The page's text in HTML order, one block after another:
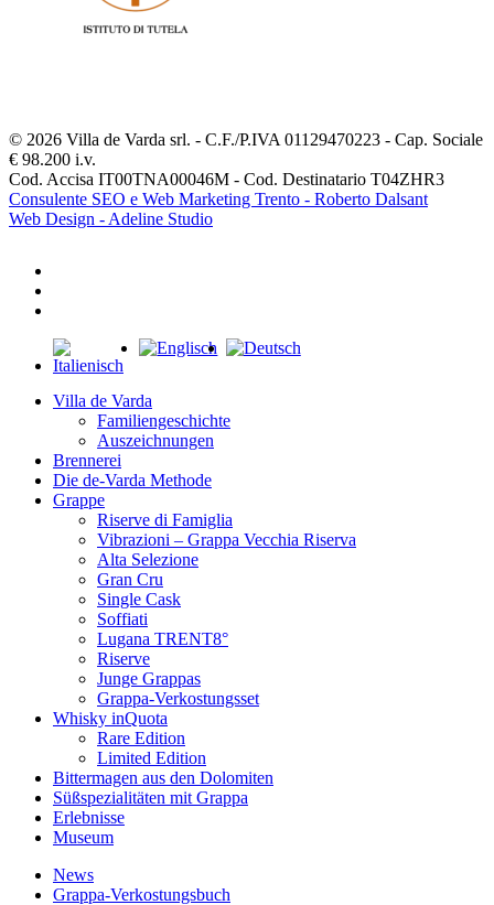
© 2026 Villa de Varda srl. - C.F./P.IVA 01129470223 - Cap. Sociale
€ 98.200 i.v.
Cod. Accisa IT00TNA00046M - Cod. Destinatario T04ZHR3
Consulente SEO e Web Marketing Trento - Roberto Dalsant
Web Design - Adeline Studio
Menu
Villa de Varda
Familiengeschichte
Auszeichnungen
Brennerei
Die de-Varda Methode
Grappe
Riserve di Famiglia
Vibrazioni – Grappa Vecchia Riserva
Alta Selezione
Gran Cru
Single Cask
Soffiati
Lugana TRENT8°
Riserve
Junge Grappas
Grappa-Verkostungsset
Whisky inQuota
Rare Edition
Limited Edition
Bittermagen aus den Dolomiten
Süßspezialitäten mit Grappa
Erlebnisse
Museum
News
Grappa-Verkostungsbuch